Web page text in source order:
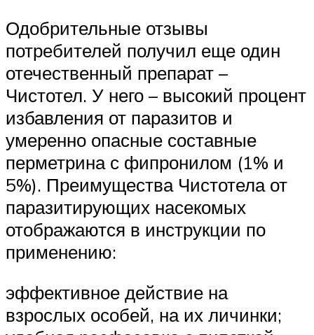
Одобрительные отзывы
потребителей получил еще один
отечественный препарат –
Чистотел. У него – высокий процент
избавления от паразитов и
умеренно опасные составные
перметрина с фипронилом (1% и
5%). Преимущества Чистотела от
паразитирующих насекомых
отображаются в инструкции по
применению:
эффективное действие на
взрослых особей, на их личинки;